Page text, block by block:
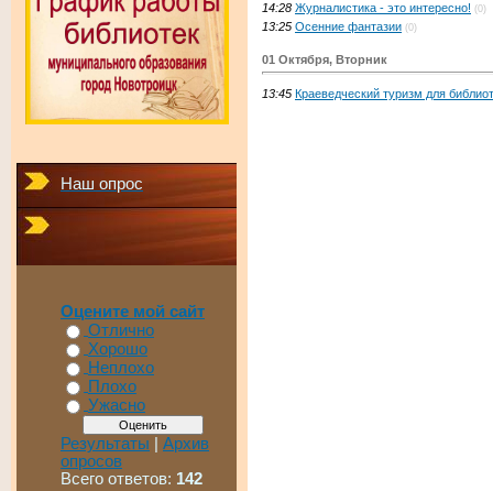
Наш опрос
Оцените мой сайт
Отлично
Хорошо
Неплохо
Плохо
Ужасно
Результаты | Архив
опросов
Всего ответов: 142
14:28 Журналистика - это интересно! (0)
13:25 Осенние фантазии (0)
01 Октября, Вторник
13:45 Краеведческий туризм для